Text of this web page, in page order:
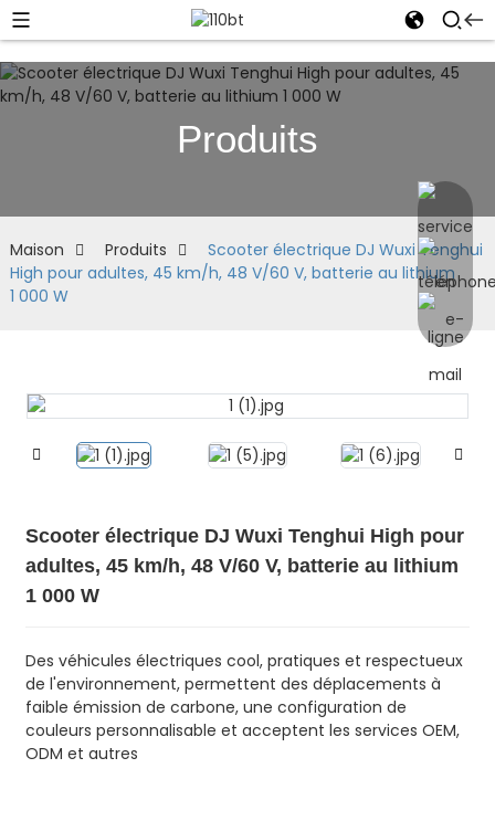
Produits
Maison Produits
Scooter électrique DJ Wuxi Tenghui
High pour adultes, 45 km/h, 48 V/60 V, batterie au lithium
1 000 W
Scooter électrique DJ Wuxi Tenghui High pour
adultes, 45 km/h, 48 V/60 V, batterie au lithium
1 000 W
Des véhicules électriques cool, pratiques et respectueux
de l'environnement, permettent des déplacements à
faible émission de carbone, une configuration de
couleurs personnalisable et acceptent les services OEM,
ODM et autres